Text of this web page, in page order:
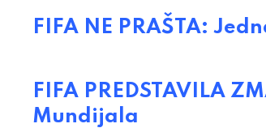
FIFA NE PRAŠTA:
FIFA PREDSTAVILA
Mundijala